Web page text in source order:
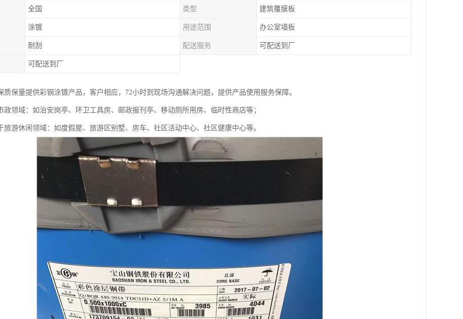
全国 类型 建筑覆膜板
涂镀 用途范围 办公室墙板
耐刮 配送服务 可配送到厂
可配送到厂
质保量提供彩钢涂镀产品，客户相应，72小时到现场沟通解决问题，提供产品使用服务保障。
政领域：如治安岗亭、环卫工具房、邮政报刊亭、移动厕所用房、临时性商店等；
旅游休闲领域：如度假屋、旅游区别墅、房车、社区活动中心、社区健康中心等。